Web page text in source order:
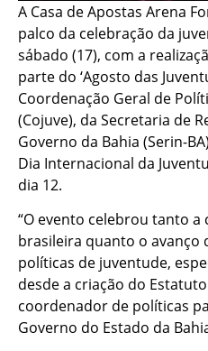
A Casa de Apostas Arena
palco da celebração da
sábado (17), com a
parte do ‘Agosto das
Coordenação Geral de
(Cojuve), da Secretaria de
Governo da Bahia (Serin-
Dia Internacional da
dia 12.
“O evento celebrou tanto
brasileira quanto o avanço
políticas de juventude,
desde a criação do
coordenador de políticas
Governo do Estado da